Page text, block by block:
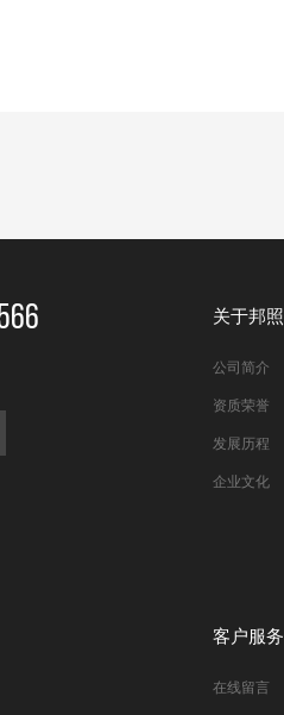
关于邦照
公司简介
资质荣誉
发展历程
企业文化
客户服务
在线留言